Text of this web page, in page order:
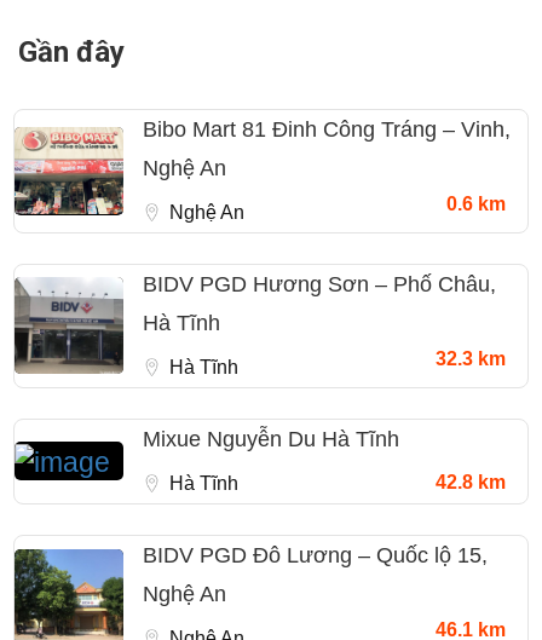
Gần đây
Bibo Mart 81 Đinh Công Tráng – Vinh,
Nghệ An
Nghệ An 0.6 km
BIDV PGD Hương Sơn – Phố Châu,
Hà Tĩnh
Hà Tĩnh 32.3 km
Mixue Nguyễn Du Hà Tĩnh
Hà Tĩnh 42.8 km
BIDV PGD Đô Lương – Quốc lộ 15,
Nghệ An
46.1 km